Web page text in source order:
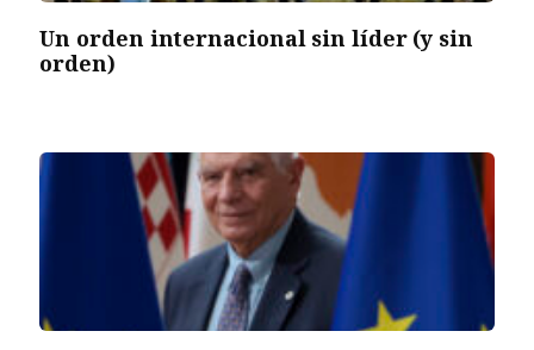
Un orden internacional sin líder (y sin
orden)